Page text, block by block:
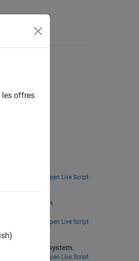
Open Live Script
Open Live Script
learning agent for beam selection in a 5G new radio communications system.
Open Live Script
les offres